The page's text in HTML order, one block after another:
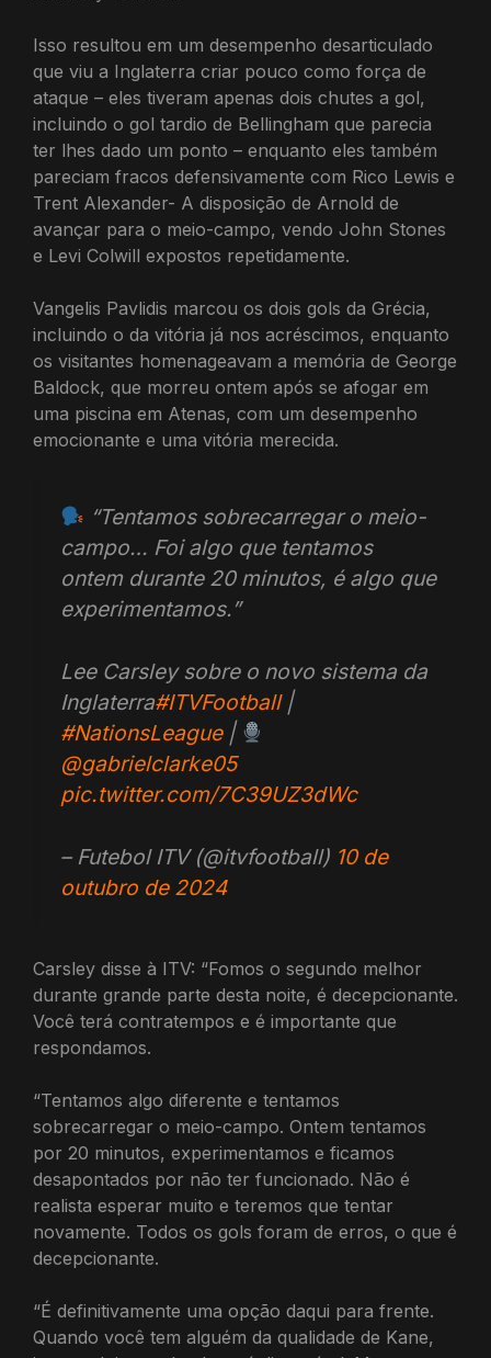
Isso resultou em um desempenho desarticulado
que viu a Inglaterra criar pouco como força de
ataque – eles tiveram apenas dois chutes a gol,
incluindo o gol tardio de Bellingham que parecia
ter lhes dado um ponto – enquanto eles também
pareciam fracos defensivamente com Rico Lewis e
Trent Alexander- A disposição de Arnold de
avançar para o meio-campo, vendo John Stones
e Levi Colwill expostos repetidamente.
Vangelis Pavlidis marcou os dois gols da Grécia,
incluindo o da vitória já nos acréscimos, enquanto
os visitantes homenageavam a memória de George
Baldock, que morreu ontem após se afogar em
uma piscina em Atenas, com um desempenho
emocionante e uma vitória merecida.
“Tentamos sobrecarregar o meio-
campo… Foi algo que tentamos
ontem durante 20 minutos, é algo que
experimentamos.”
Lee Carsley sobre o novo sistema da
Inglaterra#ITVFootball|
#NationsLeague|
@gabrielclarke05
pic.twitter.com/7C39UZ3dWc
– Futebol ITV (@itvfootball) 10 de
outubro de 2024
Carsley disse à ITV: “Fomos o segundo melhor
durante grande parte desta noite, é decepcionante.
Você terá contratempos e é importante que
respondamos.
“Tentamos algo diferente e tentamos
sobrecarregar o meio-campo. Ontem tentamos
por 20 minutos, experimentamos e ficamos
desapontados por não ter funcionado. Não é
realista esperar muito e teremos que tentar
novamente. Todos os gols foram de erros, o que é
decepcionante.
“É definitivamente uma opção daqui para frente.
Quando você tem alguém da qualidade de Kane,